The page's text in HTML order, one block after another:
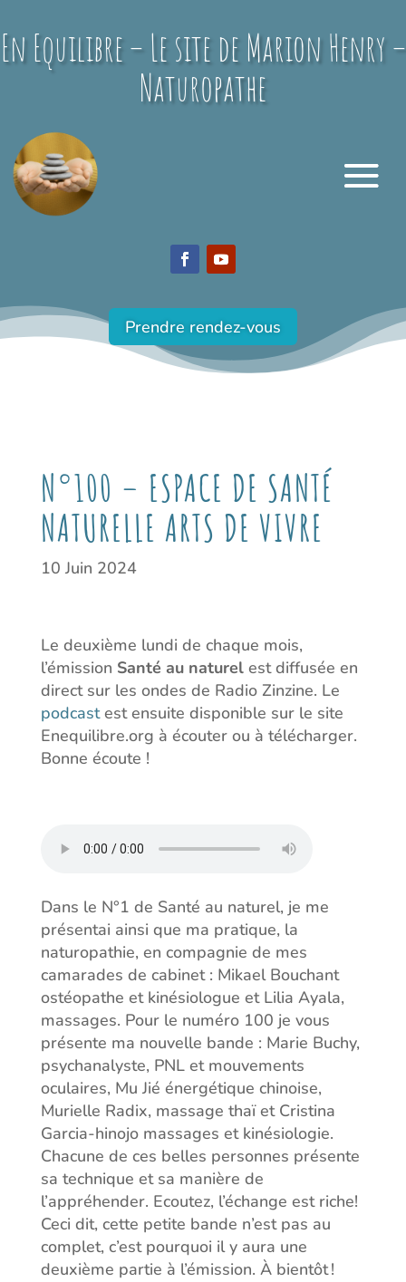
En Equilibre – Le site de Marion Henry –
Naturopathe
Prendre rendez-vous
N°100 – ESPACE DE SANTÉ
NATURELLE ARTS DE VIVRE
10 Juin 2024
Le deuxième lundi de chaque mois,
l’émission Santé au naturelest diffusée en
direct sur les ondes de Radio Zinzine. Le
podcastest ensuite disponible sur le site
Enequilibre.org à écouter ou à télécharger.
Bonne écoute !
Dans le N°1 de Santé au naturel, je me
présentai ainsi que ma pratique, la
naturopathie, en compagnie de mes
camarades de cabinet : Mikael Bouchant
ostéopathe et kinésiologue et Lilia Ayala,
massages. Pour le numéro 100 je vous
présente ma nouvelle bande : Marie Buchy,
psychanalyste, PNL et mouvements
oculaires, Mu Jié énergétique chinoise,
Murielle Radix, massage thaï et Cristina
Garcia-hinojo massages et kinésiologie.
Chacune de ces belles personnes présente
sa technique et sa manière de
l’appréhender. Ecoutez, l’échange est riche!
Ceci dit, cette petite bande n’est pas au
complet, c’est pourquoi il y aura une
deuxième partie à l’émission. À bientôt !